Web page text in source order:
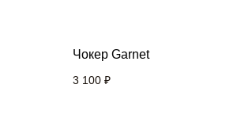
Чокер Garnet
3 100 ₽